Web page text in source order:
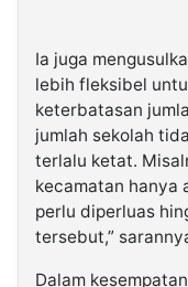
Ia juga
lebih fleksibel
keterbatasan
jumlah sekolah
terlalu ketat.
kecamatan hanya
perlu diperluas
tersebut,”
Dalam